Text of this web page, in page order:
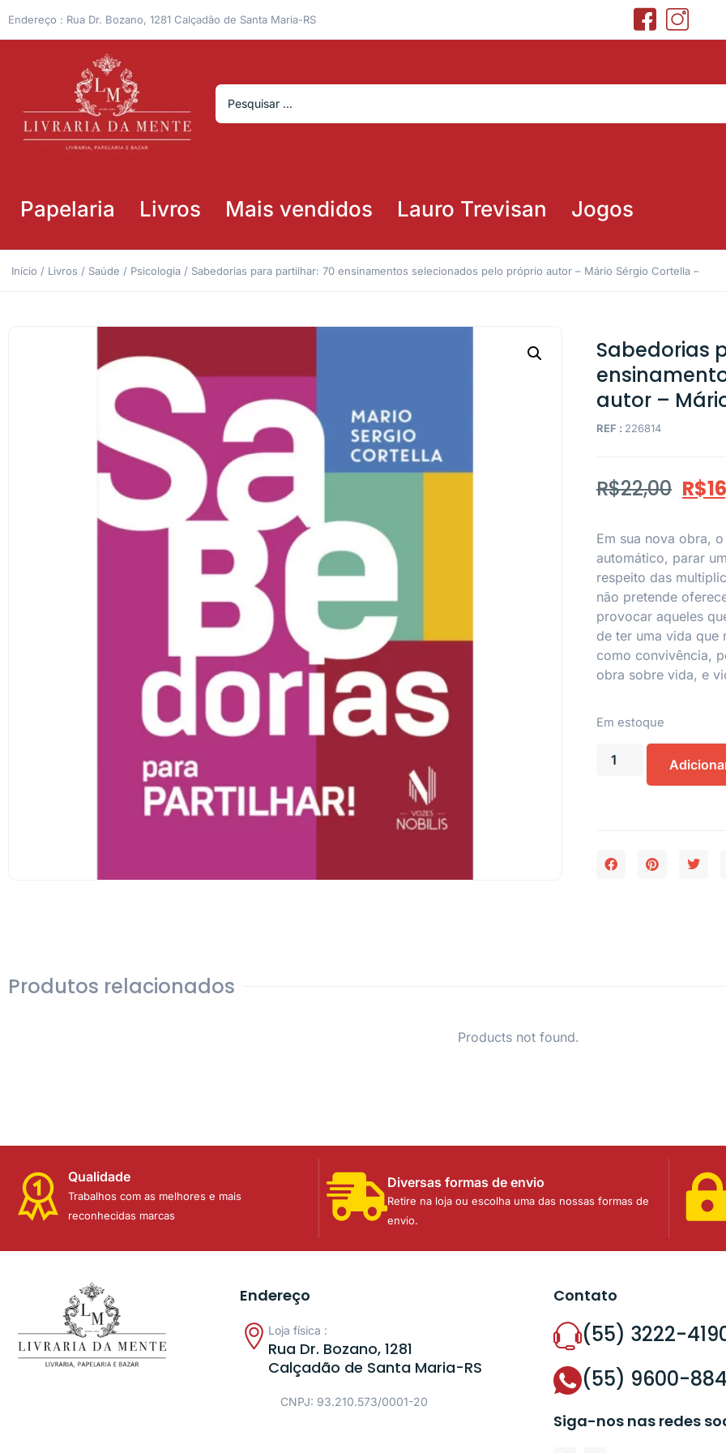
Endereço : Rua Dr. Bozano, 1281 Calçadão de Santa Maria-RS
Papelaria Livros Mais vendidos Lauro Trevisan Jogos
Início / Livros / Saúde / Psicologia / Sabedorias para partilhar: 70 ensinamentos selecionados pelo próprio autor – Mário Sérgio Cortella –
Sabedorias
autor –
REF : 226814
R$22,00 R$
Em sua nova obra,
automático, parar
respeito das
não pretende
provocar aqueles
de ter uma vida que
como convivência,
obra sobre vida, e
Em estoque
Produtos relacionados
Products not found.
Qualidade
Trabalhos com as melhores e mais
reconhecidas marcas
Diversas formas de envio
Retire na loja ou escolha uma das nossas formas de
envio.
Endereço
Loja física :
Rua Dr. Bozano, 1281
Calçadão de Santa Maria-RS
CNPJ: 93.210.573/0001-20
Contato
(55) 3222-
(55) 9600-
Siga-nos nas redes